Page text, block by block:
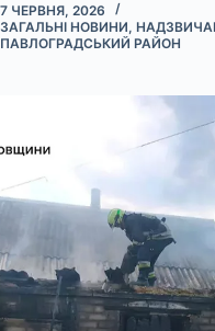
7 ЧЕРВНЯ, 2026
ЗАГАЛЬНІ НОВИНИ,
ПАВЛОГРАДСЬКИЙ РАЙОН